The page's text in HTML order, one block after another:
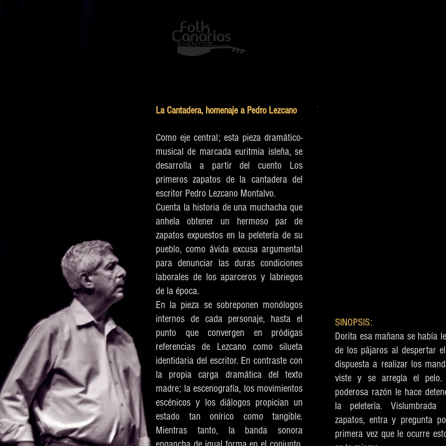
La Cantadera, homenaje a Pedro Lezcano
Como eje central; esta pieza dramático-
musical de marcada euritmia isleña, se
desarrolla a partir del cuento Los
primeros zapatos de la cantadera del
escritor Pedro Lezcano Montalvo.
Cuenta la historia de una muchacha que
anhela obtener un hermoso par de
zapatos expuestos en la peletería de su
pueblo, como ávida excusa argumental
para denunciar las duras condiciones
laborales de los aparceros y labriegos
de la época.
En la pieza se sobreponen monólogos
internos de cada personaje, hasta el
punto que convergen en pródigas
referencias de Lezcano como silueta
identidaria del escritor. En contraste con
la propia carga dramática del texto
madre; la escenografía, los movimientos
escénicos y los diálogos propician un
estado tan onírico como tangible.
Mientras tanto, la banda sonora
SINOPSIS:
Dorita esa mañana se había
de los pájaros al despertar
dispuesta a realizar los
viste y se arregla el
poderosa razón le hace
la peletería. Vislumbrada
zapatos, entra y pregunta
primera vez que le ocurre